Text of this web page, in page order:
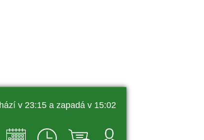
v 23:15 a zapadá v 15:02